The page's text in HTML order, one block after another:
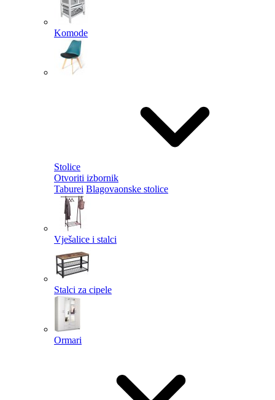
Komode
Stolice
Otvoriti izbornik
Taburei Blagovaonske stolice
Vješalice i stalci
Stalci za cipele
Ormari